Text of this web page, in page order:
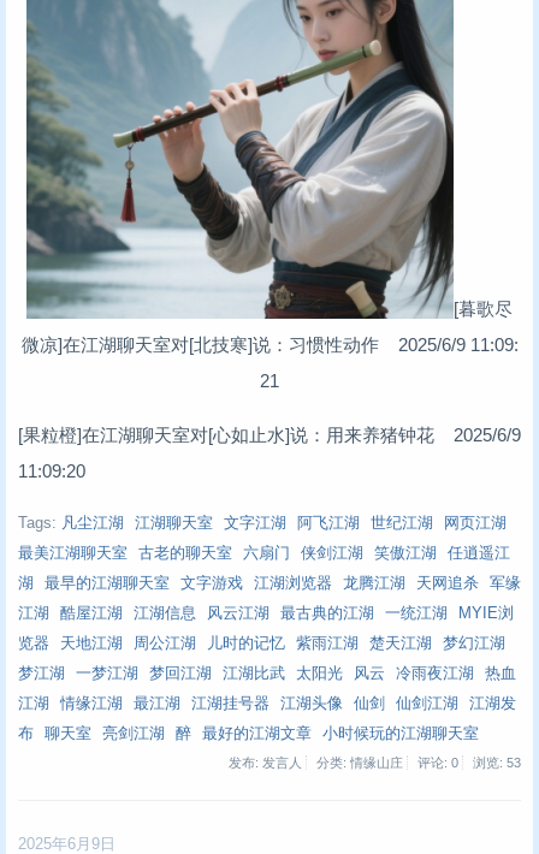
[暮歌尽
微凉]在江湖聊天室对[北技寒]说：习惯性动作 2025/6/9 11:09:
21
[果粒橙]在江湖聊天室对[心如止水]说：用来养猪钟花 2025/6/9
11:09:20
Tags: 凡尘江湖 江湖聊天室 文字江湖 阿飞江湖 世纪江湖
网页江湖
最美江湖聊天室
古老的聊天室 六扇门 侠剑江湖 笑傲江湖
任逍遥江
湖
最早的江湖聊天室 文字游戏 江湖浏览器 龙腾江湖 天网追杀
军缘
江湖
酷屋江湖 江湖信息 风云江湖 最古典的江湖 一统江湖
MYIE浏
览器
天地江湖 周公江湖 儿时的记忆 紫雨江湖 楚天江湖
梦幻江湖
梦江湖
一梦江湖 梦回江湖 江湖比武 太阳光 风云 冷雨夜江湖
热血
江湖
情缘江湖 最江湖 江湖挂号器 江湖头像 仙剑 仙剑江湖
江湖发
布
聊天室 亮剑江湖 醉 最好的江湖文章 小时候玩的江湖聊天室
发布: 发言人 分类: 情缘山庄 评论: 0 浏览: 53
2025年6月9日